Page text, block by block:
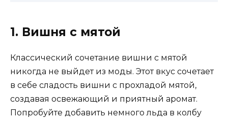
1. Вишня с мятой
Классический сочетание вишни с мятой
никогда не выйдет из моды. Этот вкус сочетает
в себе сладость вишни с прохладой мятой,
создавая освежающий и приятный аромат.
Попробуйте добавить немного льда в колбу